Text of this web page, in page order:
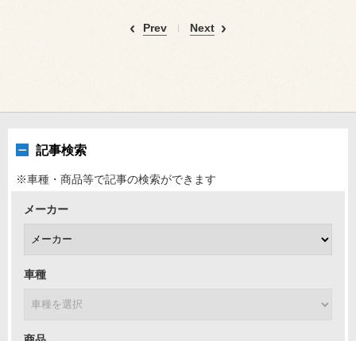
Prev Next
記事検索
※車種・商品等で記事の検索ができます
メーカー
車種